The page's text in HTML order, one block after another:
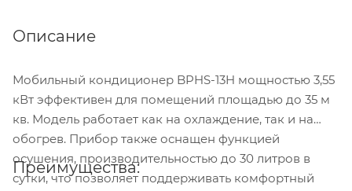
Описание
Мобильный кондиционер BPHS-13H мощностью 3,55
кВт эффективен для помещений площадью до 35 м
кв. Модель работает как на охлаждение, так и на
обогрев. Прибор также оснащен функцией
осушения, производительностью до 30 литров в
сутки, что позволяет поддерживать комфортный
Преимущества: